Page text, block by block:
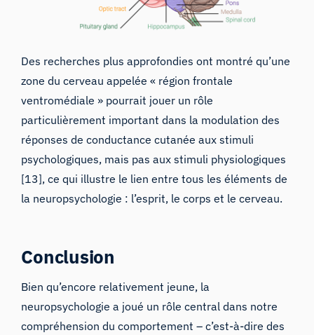
Des recherches plus approfondies ont montré qu’une
zone du cerveau appelée « région frontale
ventromédiale » pourrait jouer un rôle
particulièrement important dans la modulation des
réponses de conductance cutanée aux stimuli
psychologiques, mais pas aux stimuli physiologiques
[13], ce qui illustre le lien entre tous les éléments de
la neuropsychologie : l’esprit, le corps et le cerveau.
Conclusion
Bien qu’encore relativement jeune, la
neuropsychologie a joué un rôle central dans notre
compréhension du comportement – c’est-à-dire des